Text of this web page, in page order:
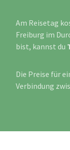
Am Reisetag
Freiburg im
bist, kannst du
Die Preise für
Verbindung